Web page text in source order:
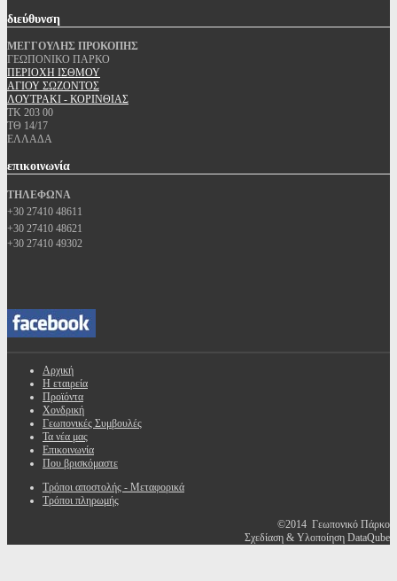
διεύθυνση
ΜΕΓΓΟΥΛΗΣ ΠΡΟΚΟΠΗΣ
ΓΕΩΠΟΝΙΚΟ ΠΑΡΚΟ
ΠΕΡΙΟΧΗ ΙΣΘΜΟΥ
ΑΓΙΟΥ ΣΩΖΟΝΤΟΣ
ΛΟΥΤΡΑΚΙ - ΚΟΡΙΝΘΙΑΣ
ΤΚ 203 00
ΤΘ 14/17
ΕΛΛΑΔΑ
επικοινωνία
ΤΗΛΕΦΩΝΑ
+30 27410 48611
+30 27410 48621
+30 27410 49302
Αρχική
Η εταιρεία
Προϊόντα
Χονδρική
Γεωπονικές Συμβουλές
Τα νέα μας
Επικοινωνία
Που βρισκόμαστε
Τρόποι αποστολής - Μεταφορικά
Τρόποι πληρωμής
©2014 Γεωπονικό Πάρκο
Σχεδίαση & Υλοποίηση DataQube